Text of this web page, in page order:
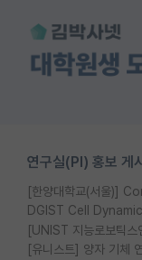
연구실(PI) 홍보 게
[유니스트] 양자 기체